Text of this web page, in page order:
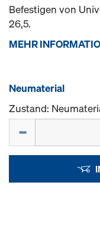
Befestigen von
26,5.
MEHR
Neumaterial
Zustand: